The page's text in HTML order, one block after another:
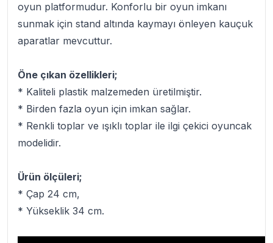
oyun platformudur. Konforlu bir oyun imkanı
sunmak için stand altında kaymayı önleyen kauçuk
aparatlar mevcuttur.
Öne çıkan özellikleri;
* Kaliteli plastik malzemeden üretilmiştir.
* Birden fazla oyun için imkan sağlar.
* Renkli toplar ve ışıklı toplar ile ilgi çekici oyuncak
modelidir.
Ürün ölçüleri;
* Çap 24 cm,
* Yükseklik 34 cm.